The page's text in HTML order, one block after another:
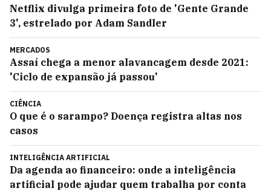
Netflix divulga primeira foto de 'Gente Grande
3', estrelado por Adam Sandler
MERCADOS
Assaí chega a menor alavancagem desde 2021:
'Ciclo de expansão já passou'
CIÊNCIA
O que é o sarampo? Doença registra altas nos
casos
INTELIGÊNCIA ARTIFICIAL
Da agenda ao financeiro: onde a inteligência
artificial pode ajudar quem trabalha por conta